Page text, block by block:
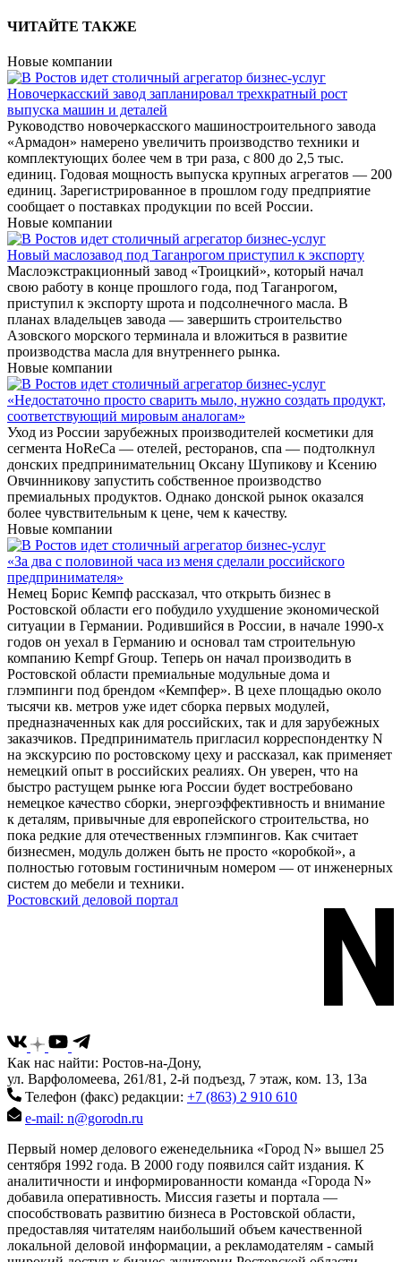
ЧИТАЙТЕ ТАКЖЕ
Новые компании
Новочеркасский завод запланировал трехкратный рост
выпуска машин и деталей
Руководство новочеркасского машиностроительного завода
«Армадон» намерено увеличить производство техники и
комплектующих более чем в три раза, с 800 до 2,5 тыс.
единиц. Годовая мощность выпуска крупных агрегатов — 200
единиц. Зарегистрированное в прошлом году предприятие
сообщает о поставках продукции по всей России.
Новые компании
Новый маслозавод под Таганрогом приступил к экспорту
Маслоэкстракционный завод «Троицкий», который начал
свою работу в конце прошлого года, под Таганрогом,
приступил к экспорту шрота и подсолнечного масла. В
планах владельцев завода — завершить строительство
Азовского морского терминала и вложиться в развитие
производства масла для внутреннего рынка.
Новые компании
«Недостаточно просто сварить мыло, нужно создать продукт,
соответствующий мировым аналогам»
Уход из России зарубежных производителей косметики для
сегмента HoReCa — отелей, ресторанов, спа — подтолкнул
донских предпринимательниц Оксану Шупикову и Ксению
Овчинникову запустить собственное производство
премиальных продуктов. Однако донской рынок оказался
более чувствительным к цене, чем к качеству.
Новые компании
«За два с половиной часа из меня сделали российского
предпринимателя»
Немец Борис Кемпф рассказал, что открыть бизнес в
Ростовской области его побудило ухудшение экономической
ситуации в Германии. Родившийся в России, в начале 1990-х
годов он уехал в Германию и основал там строительную
компанию Kempf Group. Теперь он начал производить в
Ростовской области премиальные модульные дома и
глэмпинги под брендом «Кемпфер». В цехе площадью около
тысячи кв. метров уже идет сборка первых модулей,
предназначенных как для российских, так и для зарубежных
заказчиков. Предприниматель пригласил корреспондентку N
на экскурсию по ростовскому цеху и рассказал, как применяет
немецкий опыт в российских реалиях. Он уверен, что на
быстро растущем рынке юга России будет востребовано
немецкое качество сборки, энергоэффективность и внимание
к деталям, привычные для европейского строительства, но
пока редкие для отечественных глэмпингов. Как считает
бизнесмен, модуль должен быть не просто «коробкой», а
полностью готовым гостиничным номером — от инженерных
систем до мебели и техники.
Ростовский деловой портал
Как нас найти: Ростов-на-Дону,
ул. Варфоломеева, 261/81, 2-й подъезд, 7 этаж, ком. 13, 13а
Телефон (факс) редакции: +7 (863) 2 910 610
e-mail: n@gorodn.ru
Первый номер делового еженедельника «Город N» вышел 25
сентября 1992 года. В 2000 году появился сайт издания. К
аналитичности и информированности команда «Города N»
добавила оперативность. Миссия газеты и портала —
способствовать развитию бизнеса в Ростовской области,
предоставляя читателям наибольший объем качественной
локальной деловой информации, а рекламодателям - самый